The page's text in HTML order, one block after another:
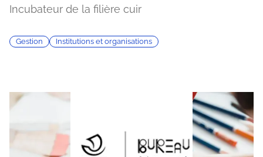
Incubateur de la filière cuir
Gestion Institutions et organisations